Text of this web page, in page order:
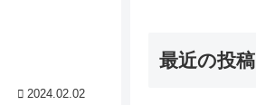
2024.02.02
最近の投稿